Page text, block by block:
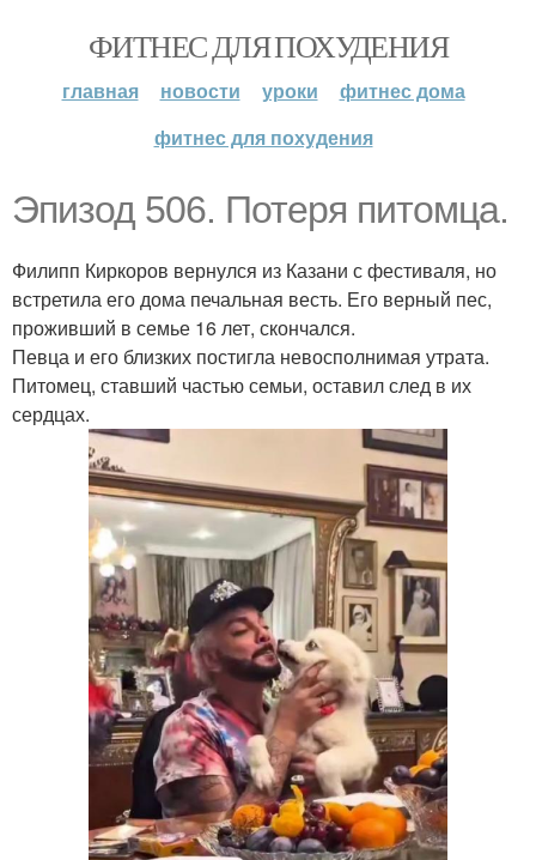
ФИТНЕС ДЛЯ ПОХУДЕНИЯ
главная новости уроки
фитнес дома
фитнес для похудения
Эпизод 506. Потеря питомца.
Филипп Киркоров вернулся из Казани с фестиваля, но
встретила его дома печальная весть. Его верный пес,
проживший в семье 16 лет, скончался.
Певца и его близких постигла невосполнимая утрата.
Питомец, ставший частью семьи, оставил след в их
сердцах.